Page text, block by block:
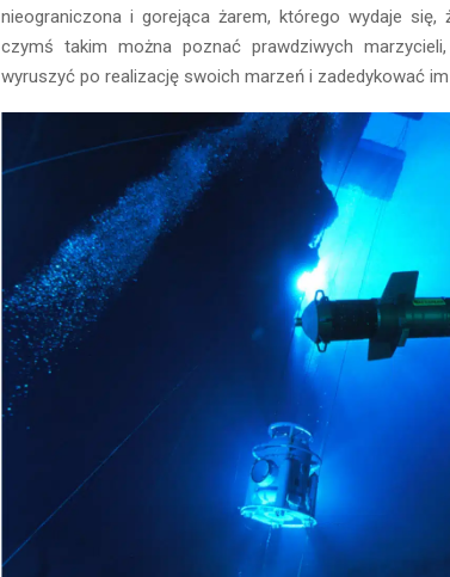
nieograniczona i gorejąca żarem, którego wydaje
czymś takim można poznać prawdziwych
wyruszyć po realizację swoich marzeń i zadedykować im